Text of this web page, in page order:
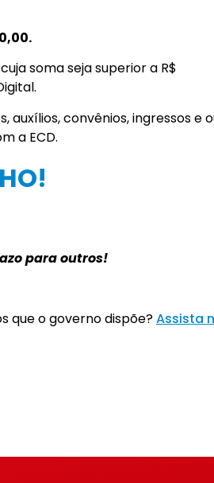
soma seja superior a R$
auxílios, convênios, ingressos e
a ECD.
para outros!
que o governo dispõe?Assista